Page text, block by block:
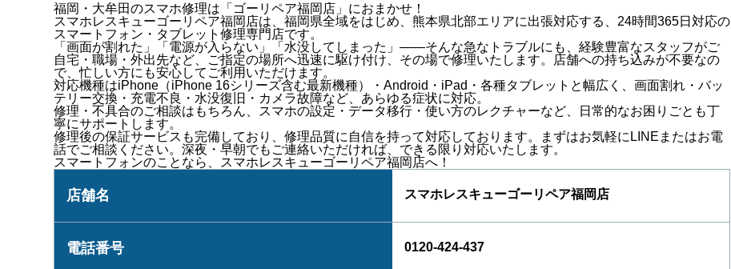
福岡・大牟田のスマホ修理は「ゴーリペア福岡店」におまかせ！
スマホレスキューゴーリペア福岡店は、 福岡県全域をはじめ、熊本県北部エリアに出張対応する、 24時間365日対応の
スマートフォン・タブレット修理専門店です。
「画面が割れた」「電源が入らない」「水没してしまった」 ——そんな急なトラブルにも、経験豊富なスタッフがご
自宅・職場・外出先など、ご指定の場所へ迅速に駆け付け 、その場で修理いたします。店舗への持ち込みが不要なの
で、忙しい方にも安心してご利用いただけます。
対応機種はiPhone（iPhone 16シリーズ含む最新機種）・Android・iPad・各種タブレット と幅広く、 画面割れ・バッ
テリー交換・充電不良・水没復旧・カメラ故障など、あらゆる症状に対応。
修理・不具合のご相談はもちろん、
スマホの設定・データ移行・使い方のレクチャーなど、日常的なお困りごとも丁
寧にサポートします。
修理後の保証サービス も完備しており、修理品質に自信を持って対応しております。
まずはお気軽にLINEまたはお電
話でご相談ください。 深夜・早朝でもご連絡いただければ、できる限り対応いたします。
スマートフォンのことなら、
スマホレスキューゴーリペア福岡店へ！
店舗名 スマホレスキューゴーリペア福岡店
電話番号 0120-424-437